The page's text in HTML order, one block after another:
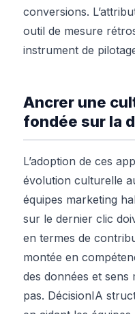
conversions.
outil de mesure
instrument de
Ancrer une
fondée sur la
L’adoption de ces
évolution culturelle
équipes marketing
sur le dernier clic
en termes de
montée en
des données et sens
pas. DécisionIA